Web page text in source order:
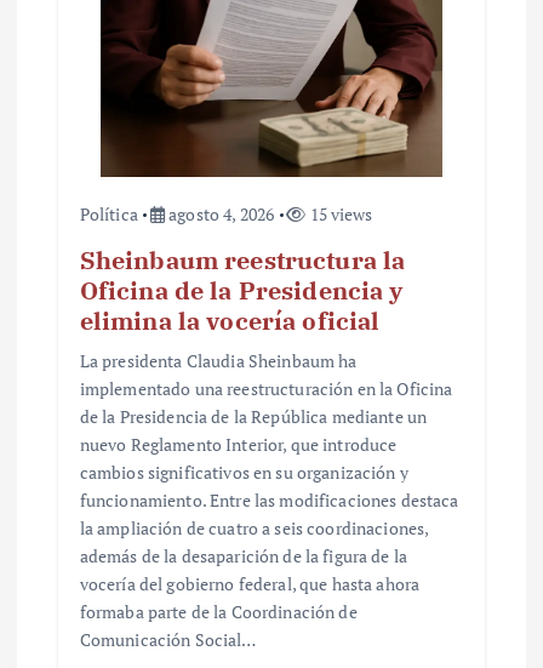
Política agosto 4, 2026 15 views
Sheinbaum reestructura la
Oficina de la Presidencia y
elimina la vocería oficial
La presidenta Claudia Sheinbaum ha
implementado una reestructuración en la Oficina
de la Presidencia de la República mediante un
nuevo Reglamento Interior, que introduce
cambios significativos en su organización y
funcionamiento. Entre las modificaciones destaca
la ampliación de cuatro a seis coordinaciones,
además de la desaparición de la figura de la
vocería del gobierno federal, que hasta ahora
formaba parte de la Coordinación de
Comunicación Social…